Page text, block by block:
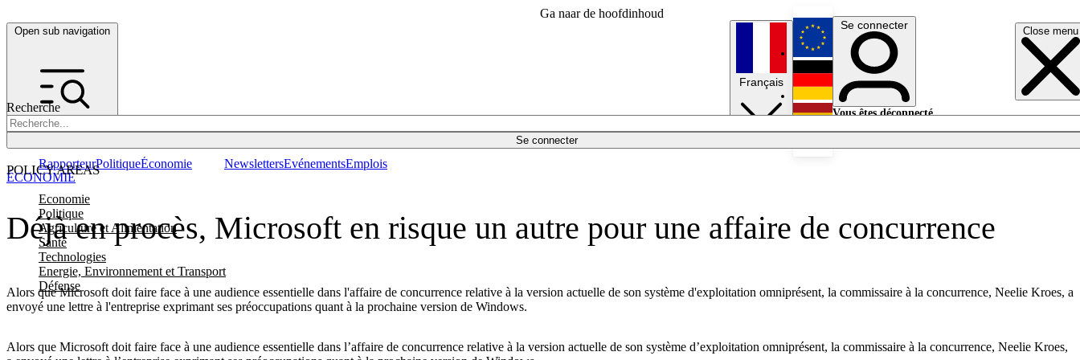
Ga naar de hoofdinhoud
Open sub navigation Close menu
Recherche
Se connecter
POLICY AREAS
Economie
Politique
Agriculture et Alimentation
Santé
Technologies
Energie, Environnement et Transport
Défense
RapporteurPolitiqueÉconomie NewslettersEvénementsEmplois
Français
English
Deutsch
Se connecter
Vous êtes déconnecté.
Déjà en procès, Microsoft en risque un autre pour une affaire de concurrence
Alors que Microsoft doit faire face à une audience essentielle dans l'affaire de concurrence relative à la version actuelle de son système d'exploitation omniprésent, la commissaire à la concurrence, Neelie Kroes, a
envoyé une lettre à l'entreprise exprimant ses préoccupations quant à la prochaine version de Windows.
ÉCONOMIE
Alors que Microsoft doit faire face à une audience essentielle dans l’affaire de concurrence relative à la version actuelle de son système d’exploitation omniprésent, la commissaire à la concurrence, Neelie Kroes,